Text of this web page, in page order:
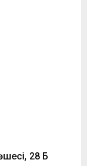
28 Б